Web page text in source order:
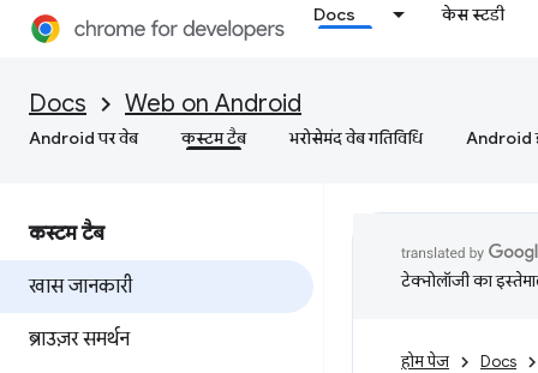
Docs केस स्टडी
Docs Web on Android
Android पर वेब कस्‍टम टैब भरोसेमंद वेब गतिविधि Android
कस्‍टम टैब
खास जानकारी
ब्राउज़र समर्थन
टेक्नोलॉजी का
होम पेज Docs